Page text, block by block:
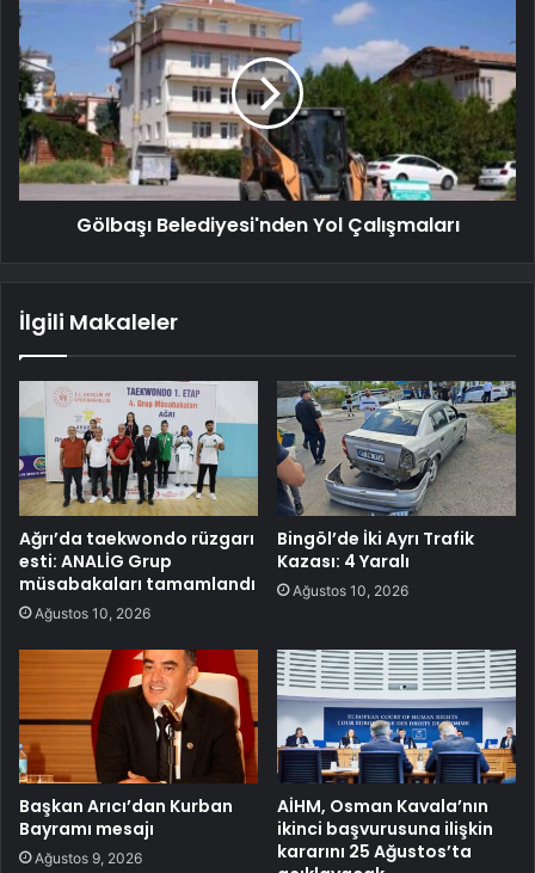
Gölbaşı Belediyesi'nden Yol Çalışmaları
İlgili Makaleler
Ağrı’da taekwondo rüzgarı
esti: ANALİG Grup
müsabakaları tamamlandı
Ağustos 10, 2026
Bingöl’de İki Ayrı Trafik
Kazası: 4 Yaralı
Ağustos 10, 2026
Başkan Arıcı’dan Kurban
Bayramı mesajı
Ağustos 9, 2026
AİHM, Osman Kavala’nın
ikinci başvurusuna ilişkin
kararını 25 Ağustos’ta